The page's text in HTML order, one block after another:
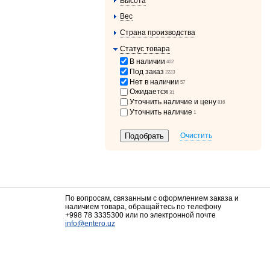
Вес
Страна производства
Статус товара
В наличии 402
Под заказ 2223
Нет в наличии 57
Ожидается 31
Уточнить наличие и цену 816
Уточнить наличие 1
Очистить
По вопросам, связанным с оформлением заказа и
наличием товара, обращайтесь по телефону
+998 78 3335300 или по электронной почте
info@entero.uz